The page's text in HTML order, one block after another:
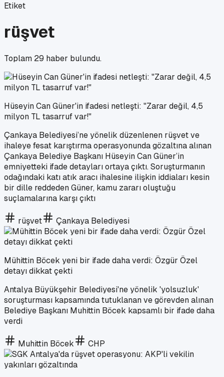
Etiket
rüşvet
Toplam 29 haber bulundu.
Hüseyin Can Güner'in ifadesi netleşti: "Zarar değil, 4,5
milyon TL tasarruf var!"
Çankaya Belediyesi’ne yönelik düzenlenen rüşvet ve
ihaleye fesat karıştırma operasyonunda gözaltına alınan
Çankaya Belediye Başkanı Hüseyin Can Güner’in
emniyetteki ifade detayları ortaya çıktı. Soruşturmanın
odağındaki katı atık aracı ihalesine ilişkin iddiaları kesin
bir dille reddeden Güner, kamu zararı oluştuğu
suçlamalarına karşı çıktı
rüşvet Çankaya Belediyesi
Mühittin Böcek yeni bir ifade daha verdi: Özgür Özel
detayı dikkat çekti
Antalya Büyükşehir Belediyesi'ne yönelik 'yolsuzluk'
soruşturması kapsamında tutuklanan ve görevden alınan
Belediye Başkanı Muhittin Böcek kapsamlı bir ifade daha
verdi
Muhittin Böcek CHP